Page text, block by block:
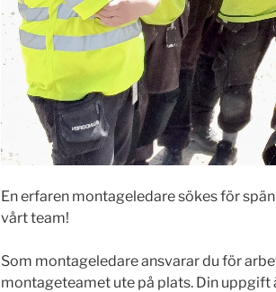
En erfaren montageledare sökes för
vårt team!
Som montageledare ansvarar du för
montageteamet ute på plats. Din